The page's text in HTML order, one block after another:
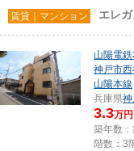
賃貸｜マンション エレ
山陽電
神戸市
山陽本線
兵庫県神
3.3万円
築年数：
階数：3